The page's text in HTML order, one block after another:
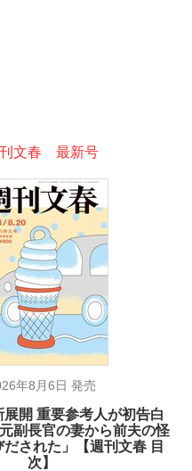
（91...
文春 最新号
年8月6日 発売
開 重要参考人が初告白
副長官の妻から前夫の怪
された」【週刊文春 目
次】